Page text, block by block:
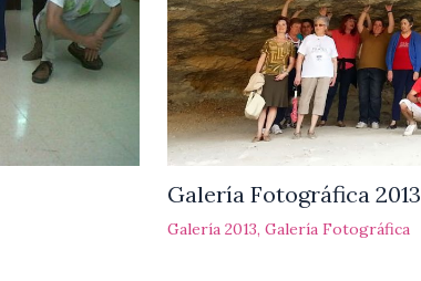
Galería Fotográfica 2013
Galería 2013, Galería Fotográfica